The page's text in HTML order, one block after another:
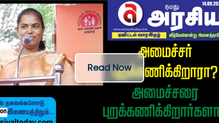
Read Now